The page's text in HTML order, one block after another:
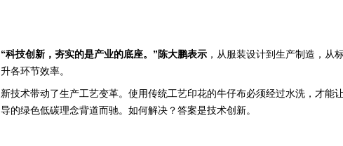
“科技创新，夯实的是产业的底座。”陈大鹏表示 ，从服装设计到生产制造，从
升各环节效率。
新技术带动了生产工艺变革。使用传统工艺印花的牛仔布必须经过水洗，才
导的绿色低碳理念背道而驰。如何解决？答案是技术创新。